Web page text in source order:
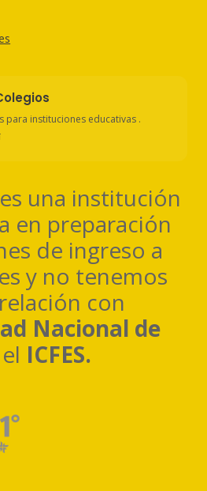
para instituciones educativas .
es una institución
en preparación
de ingreso a
y no tenemos
con
Nacional de
ICFES.